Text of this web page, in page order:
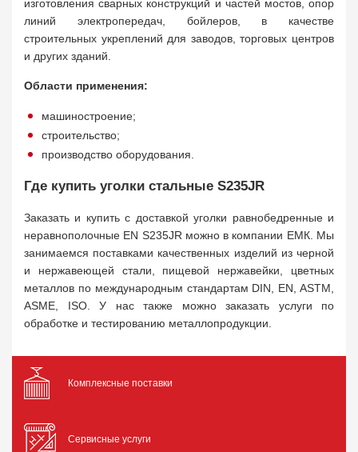
изготовления сварных конструкций и частей мостов, опор
линий электропередач, бойлеров, в качестве
строительных укреплений для заводов, торговых центров
и других зданий.
Области применения:
машиностроение;
строительство;
производство оборудования.
Где купить уголки стальные S235JR
Заказать и купить с доставкой уголки равнобедренные и
неравнополочные EN S235JR можно в компании ЕМК. Мы
занимаемся поставками качественных изделий из черной
и нержавеющей стали, пищевой нержавейки, цветных
металлов по международным стандартам DIN, EN, ASTM,
ASME, ISO. У нас также можно заказать услуги по
обработке и тестированию металлопродукции.
Комплексные поставки
Сервисные услуги